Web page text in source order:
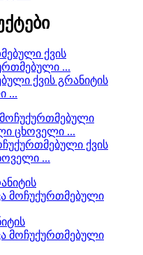
ქვის გრანიტის
...
ქვის
...
მოჩუქურთმებული